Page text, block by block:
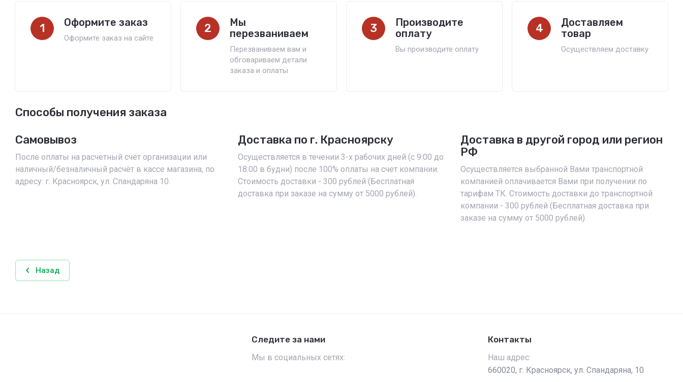
1 Оформите заказ
Оформите заказ на сайте
2
Мы
перезваниваем
Перезваниваем вам и
обговариваем детали
заказа и оплаты
3
Производите
оплату
Вы производите оплату
4
Доставляем
товар
Осуществляем доставку
Способы получения заказа
Самовывоз
После оплаты на расчетный счёт организации или
наличный/безналичный расчёт в кассе магазина, по
адресу: г. Красноярск, ул. Спандаряна 10.
Доставка по г. Красноярску
Осуществляется в течении 3-х рабочих дней (с 9:00 до
18:00 в будни) после 100% оплаты на счет компании.
Стоимость доставки - 300 рублей (Бесплатная
доставка при заказе на сумму от 5000 рублей).
Доставка в другой город или регион
РФ
Осуществляется выбранной Вами транспортной
компанией оплачивается Вами при получении по
тарифам ТК. Стоимость доставки до транспортной
компании - 300 рублей (Бесплатная доставка при
заказе на сумму от 5000 рублей).
Назад
Следите за нами
Мы в социальных сетях:
Контакты
Наш адрес:
660020, г. Красноярск, ул. Спандаряна, 10